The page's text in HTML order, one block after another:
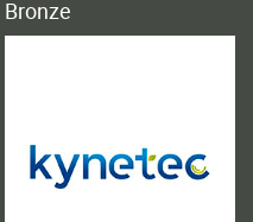
Bronze